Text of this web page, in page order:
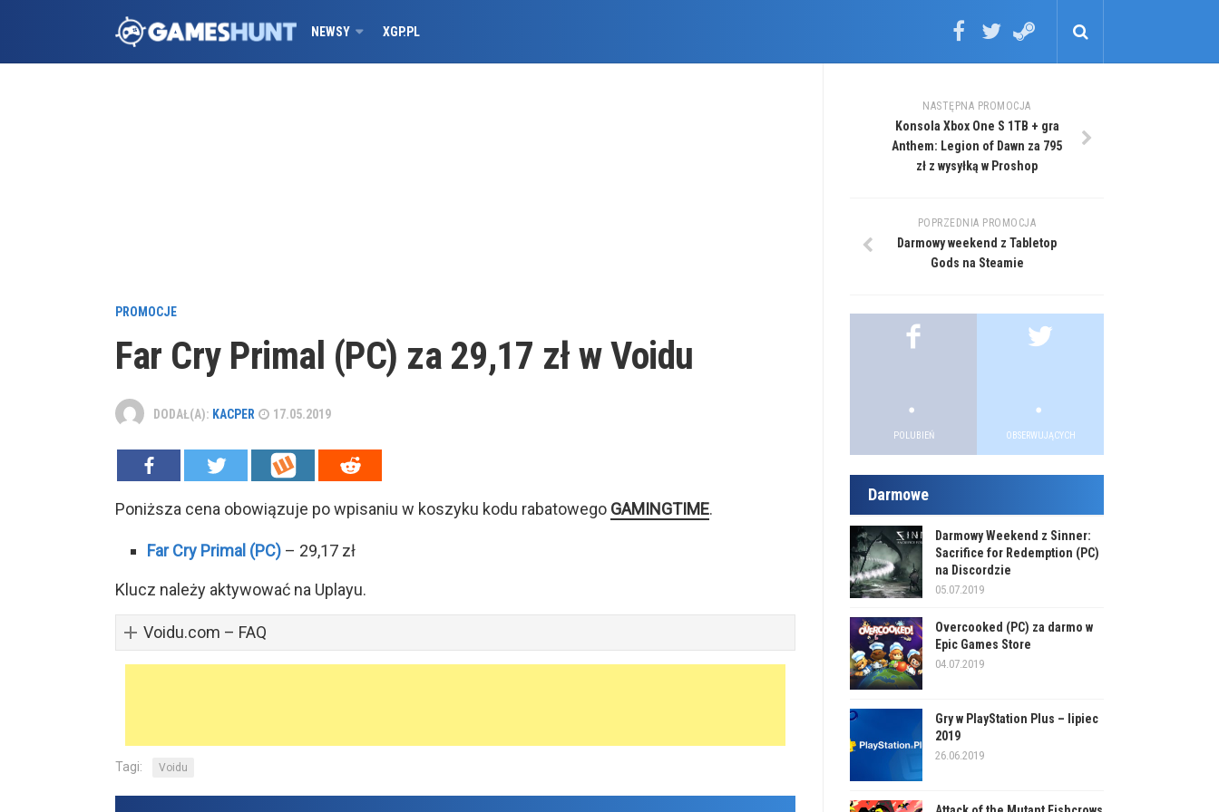
NEWSY XGP.PL
PROMOCJE
Far Cry Primal (PC) za 29,17 zł w Voidu
DODAŁ(A): KACPER 17.05.2019
Poniższa cena obowiązuje po wpisaniu w koszyku kodu rabatowego GAMINGTIME.
Far Cry Primal (PC) – 29,17 zł
Klucz należy aktywować na Uplayu.
Voidu.com – FAQ
Tagi: Voidu
NASTĘPNA PROMOCJA
Konsola Xbox One S 1TB + gra
Anthem: Legion of Dawn za 795
zł z wysyłką w Proshop
POPRZEDNIA PROMOCJA
Darmowy weekend z Tabletop
Gods na Steamie
..
POLUBIEŃ
..
OBSERWUJĄCYCH
Darmowe
Darmowy Weekend z Sinner:
Sacrifice for Redemption (PC)
na Discordzie
05.07.2019
Overcooked (PC) za darmo w
Epic Games Store
04.07.2019
Gry w PlayStation Plus – lipiec
2019
26.06.2019